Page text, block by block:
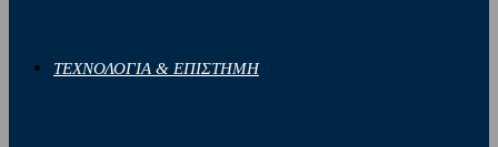
ΤΕΧΝΟΛΟΓΙΑ & ΕΠΙΣΤΗΜΗ